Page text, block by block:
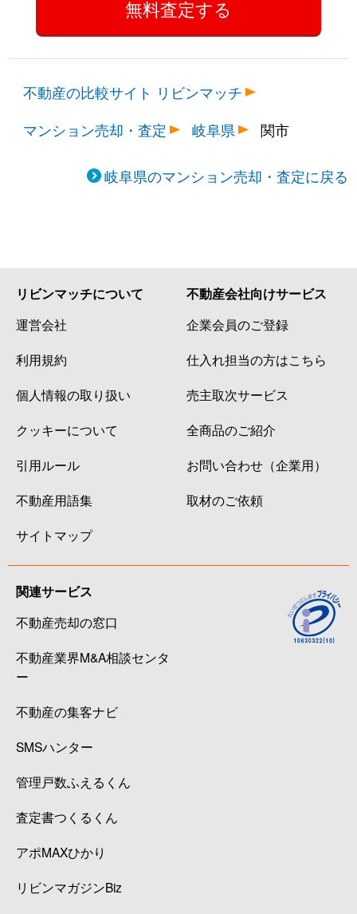
不動産の比較サイト リビンマッチ
マンション売却・査定
岐阜県 関市
岐阜県のマンション売却・査定に戻る
リビンマッチについて
運営会社
利用規約
個人情報の取り扱い
クッキーについて
引用ルール
不動産用語集
サイトマップ
不動産会社向けサービス
企業会員のご登録
仕入れ担当の方はこちら
売主取次サービス
全商品のご紹介
お問い合わせ（企業用）
取材のご依頼
関連サービス
不動産売却の窓口
不動産業界M&A相談センタ
ー
不動産の集客ナビ
SMSハンター
管理戸数ふえるくん
査定書つくるくん
アポMAXひかり
リビンマガジンBiz